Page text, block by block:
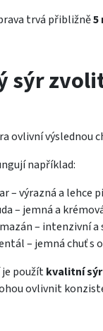
trvá přibližně5
sýr
ovlivní výslednou
například:
– výrazná a lehce
– jemná a
– intenzivní a
– jemná chuť s
použítkvalitní
ovlivnit